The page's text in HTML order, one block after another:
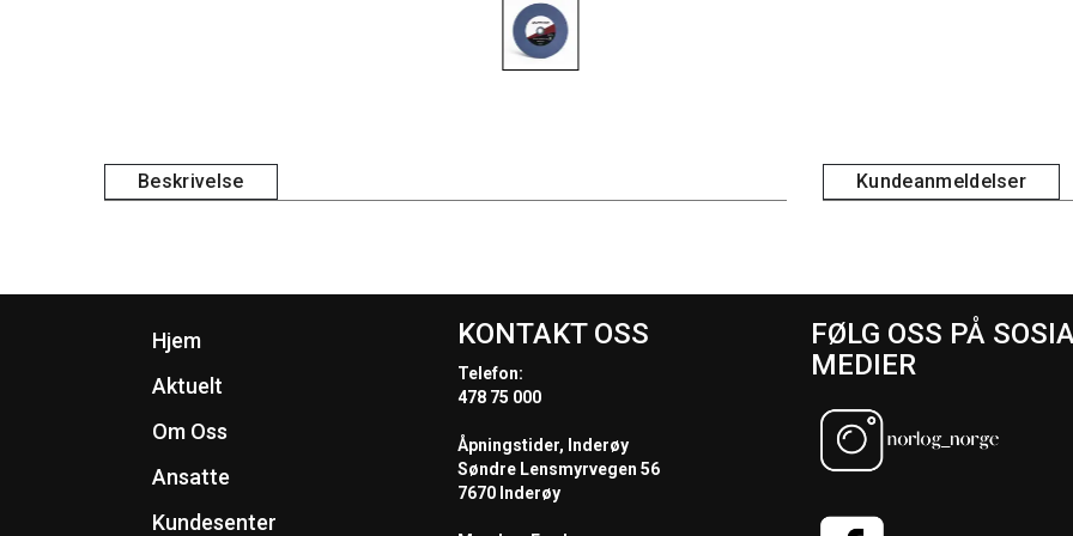
Beskrivelse Kundeanmeldelser
Hjem
Aktuelt
Om Oss
Ansatte
Kundesenter
KONTAKT OSS
Telefon:
478 75 000
Åpningstider, Inderøy
Søndre Lensmyrvegen 56
7670 Inderøy
FØLG OSS PÅ
MEDIER